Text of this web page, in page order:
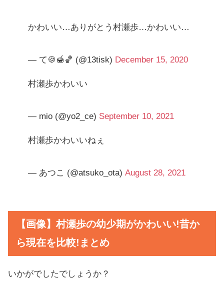
かわいい…ありがとう村瀬歩…かわいい…
— て🍪🍯🏀 (@13tisk) December 15, 2020
村瀬歩かわいい
— mio (@yo2_ce) September 10, 2021
村瀬歩かわいいねぇ
— あつこ (@atsuko_ota) August 28, 2021
【画像】村瀬歩の幼少期がかわいい!昔か
ら現在を比較! まとめ
いかがでしたでしょうか？